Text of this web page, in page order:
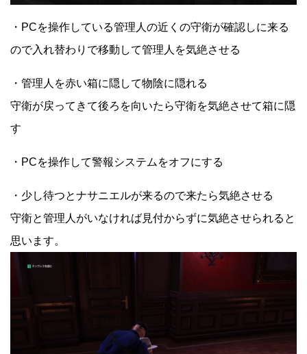
・PCを操作している管理人の近くの守衛が確認しに来る
ので入れ替わりで移動して管理人を気絶させる
・管理人を赤い箱に隠して物陰に隠れる
守衛が戻ってきて後ろを向いたら守衛を気絶させて箱に隠
す
・PCを操作して警報システムをオフにする
・少し待つとナサニエルが来るので来たら気絶させる
守衛と管理人がいなければ見付からずに気絶させられると
思います。